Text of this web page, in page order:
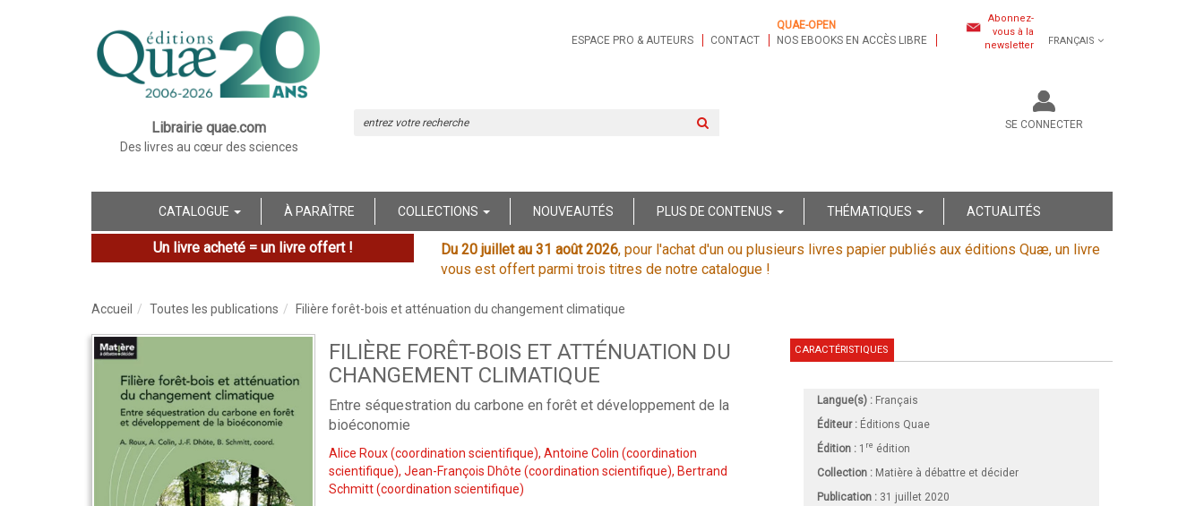
Librairie quae.com
Des livres au cœur des sciences
ESPACE PRO & AUTEURS CONTACT
QUAE-OPEN
NOS EBOOKS EN ACCÈS LIBRE
Abonnez-
vous à la
newsletter
FRANÇAIS
SE CONNECTER
CATALOGUE À PARAÎTRE COLLECTIONS NOUVEAUTÉS PLUS DE CONTENUS THÉMATIQUES ACTUALITÉS
Un livre acheté = un livre offert ! Du 20 juillet au 31 août 2026, pour l'achat d'un ou plusieurs livres papier publiés aux éditions Quæ, un livre
vous est offert parmi trois titres de notre catalogue !
Accueil Toutes les publications Filière forêt-bois et atténuation du changement climatique
FILIÈRE FORÊT-BOIS ET ATTÉNUATION DU
CHANGEMENT CLIMATIQUE
Entre séquestration du carbone en forêt et développement de la
bioéconomie
Alice Roux(coordination scientifique), Antoine Colin (coordination
scientifique), Jean-François Dhôte (coordination scientifique), Bertrand
Schmitt(coordination scientifique)
CARACTÉRISTIQUES
Langue(s) : Français
Éditeur : Éditions Quae
Édition : 1 re édition
Collection : Matière à débattre et décider
Publication : 31 juillet 2020